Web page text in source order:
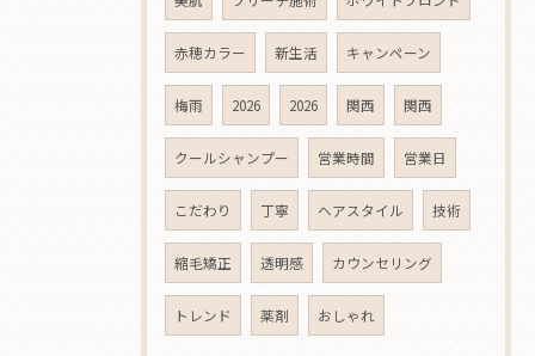
赤穂カラー 新生活 キャンペーン
梅雨 2026 2026 関西 関西
クールシャンプー 営業時間 営業日
こだわり 丁寧 ヘアスタイル 技術
縮毛矯正 透明感 カウンセリング
トレンド 薬剤 おしゃれ